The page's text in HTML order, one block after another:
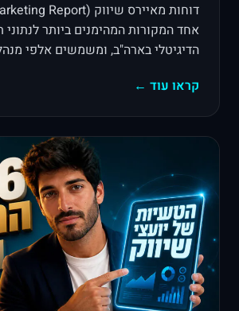
אחד המקורות המהימנים ביותר
הדיגיטלי בארה"ב, ומשמשים אלפי
קראו עוד ←